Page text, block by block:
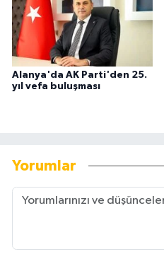
Alanya'da AK Parti'den 25.
yıl vefa buluşması
Yorumlar